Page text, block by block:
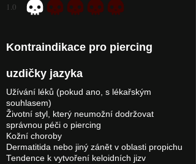
1.0
průměrné hodnocení je 1 z 5
Kontraindikace pro piercing
uzdičky jazyka
Užívání léků (pokud ano, s lékařským
souhlasem)
Životní styl, který neumožní dodržovat
správnou péči o piercing
Kožní choroby
Dermatitida nebo jiný zánět v oblasti propichu
Tendence k vytvoření keloidních jizv